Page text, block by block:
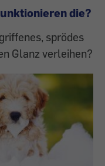
die?
sprödes
Glanz verleihen?